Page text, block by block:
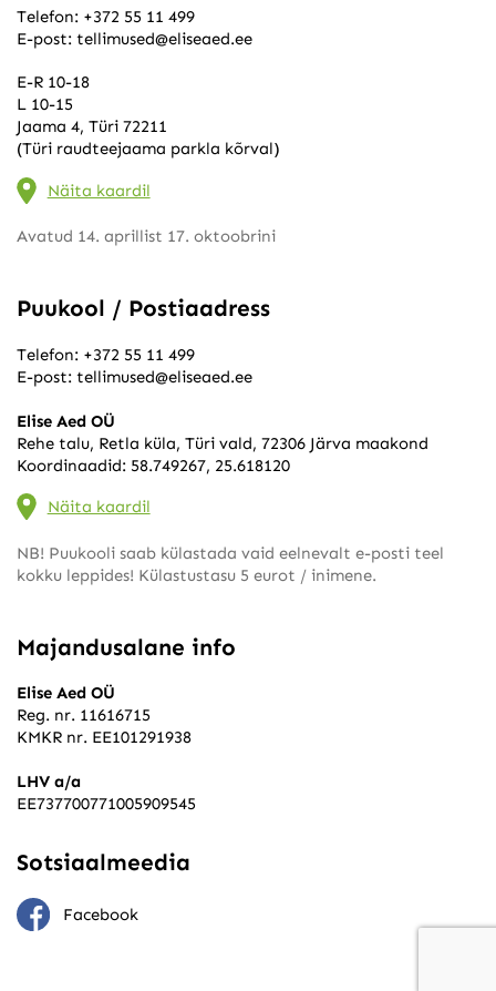
Telefon: +372 55 11 499
E-post: tellimused@eliseaed.ee
E-R 10-18
L 10-15
Jaama 4, Türi 72211
(Türi raudteejaama parkla kõrval)
Näita kaardil
Avatud 14. aprillist 17. oktoobrini
Puukool / Postiaadress
Telefon: +372 55 11 499
E-post: tellimused@eliseaed.ee
Elise Aed OÜ
Rehe talu, Retla küla, Türi vald, 72306 Järva maakond
Koordinaadid: 58.749267, 25.618120
Näita kaardil
NB! Puukooli saab külastada vaid eelnevalt e-posti teel
kokku leppides! Külastustasu 5 eurot / inimene.
Majandusalane info
Elise Aed OÜ
Reg. nr. 11616715
KMKR nr. EE101291938
LHV a/a
EE737700771005909545
Sotsiaalmeedia
Facebook